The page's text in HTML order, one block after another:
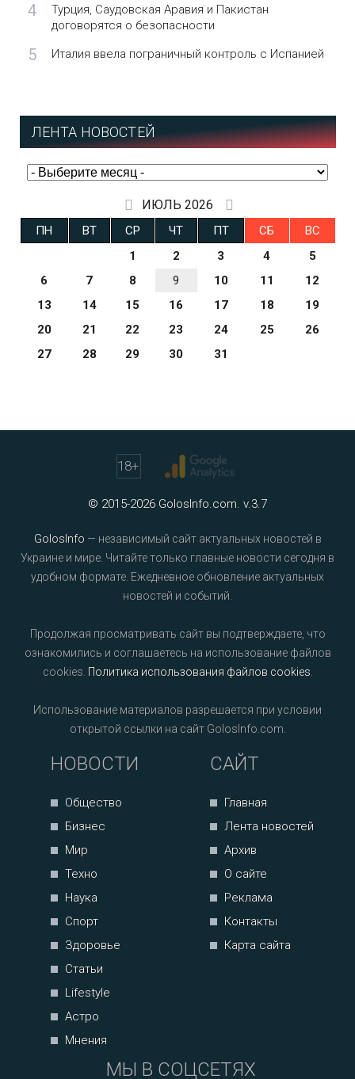
4
Турция, Саудовская Аравия и Пакистан
договорятся о безопасности
5 Италия ввела пограничный контроль с Испанией
ЛЕНТА НОВОСТЕЙ
ИЮЛЬ 2026
ПН ВТ СР ЧТ ПТ СБ
ВС
1
2 3 4
5
6
7 8 9 10 11
12
13
14 15 16 17 18
19
20
21 22 23 24 25
26
27
28 29 30 31
18+
© 2015-2026 GolosInfo.com. v.3.7
GolosInfo — независимый сайт актуальных новостей в
Украине и мире. Читайте только главные новости сегодня в
удобном формате. Ежедневное обновление актуальных
новостей и событий.
Продолжая просматривать сайт вы подтверждаете, что
ознакомились и соглашаетесь на использование файлов
cookies. Политика использования файлов cookies
Использование материалов разрешается при условии
открытой ссылки на сайт GolosInfo.com.
НОВОСТИ
Общество
Бизнес
Мир
Техно
Наука
Спорт
Здоровье
Статьи
Lifestyle
Астро
Мнения
САЙТ
Главная
Лента новостей
Архив
О сайте
Реклама
Контакты
Карта сайта
МЫ В СОЦСЕТЯХ